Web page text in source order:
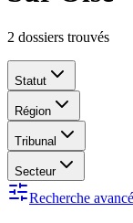
2 dossiers trouvés
Statut
Région
Tribunal
Secteur
Recherche